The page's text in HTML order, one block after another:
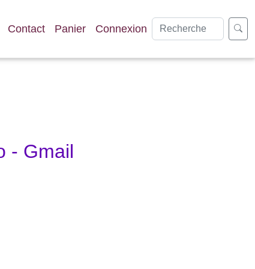
Contact Panier Connexion
- Gmail